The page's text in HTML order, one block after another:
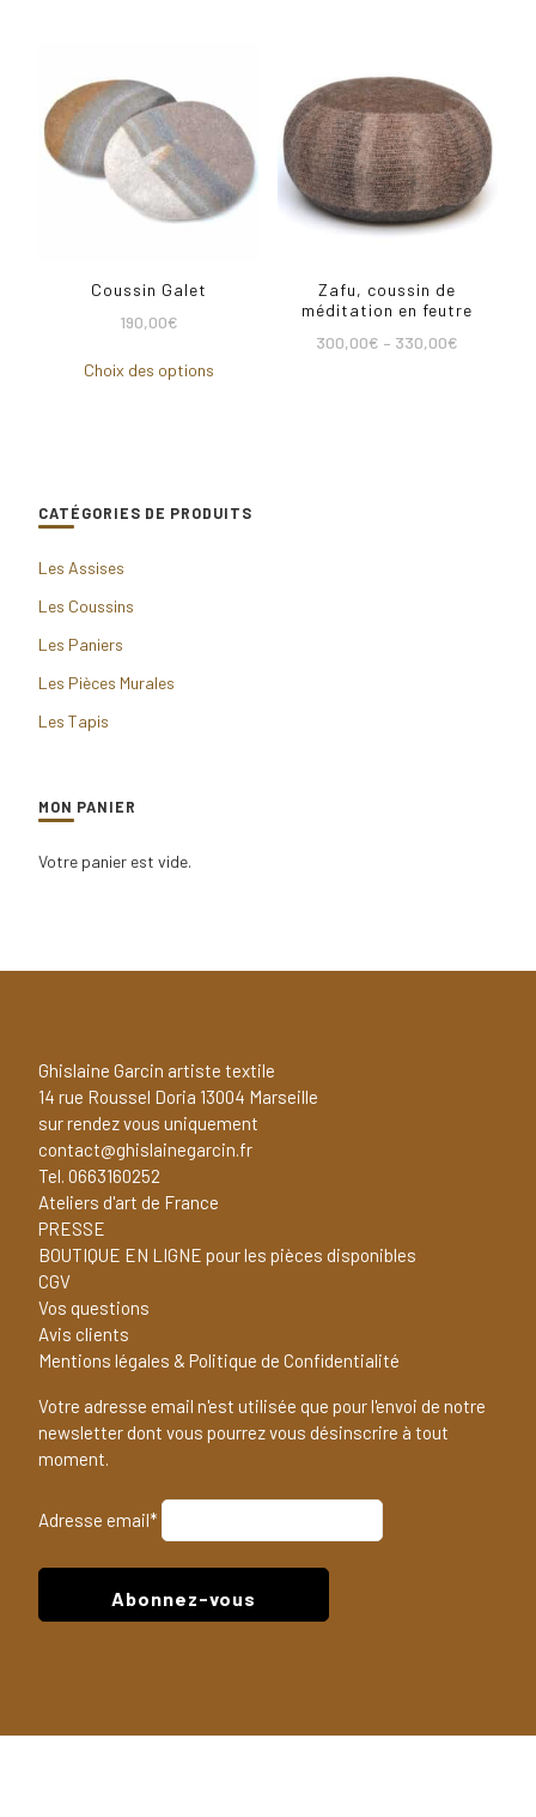
Coussin Galet
190,00€
Choix des options
Zafu, coussin de
méditation en feutre
300,00€ – 330,00€
CATÉGORIES DE PRODUITS
Les Assises
Les Coussins
Les Paniers
Les Pièces Murales
Les Tapis
MON PANIER
Votre panier est vide.
Ghislaine Garcin artiste textile
14 rue Roussel Doria 13004 Marseille
sur rendez vous uniquement
contact@ghislainegarcin.fr
Tel. 0663160252
Ateliers d'art de France
PRESSE
BOUTIQUE EN LIGNE pour les pièces disponibles
CGV
Vos questions
Avis clients
Mentions légales & Politique de Confidentialité
Votre adresse email n'est utilisée que pour l'envoi de notre
newsletter dont vous pourrez vous désinscrire à tout
moment.
Adresse email*